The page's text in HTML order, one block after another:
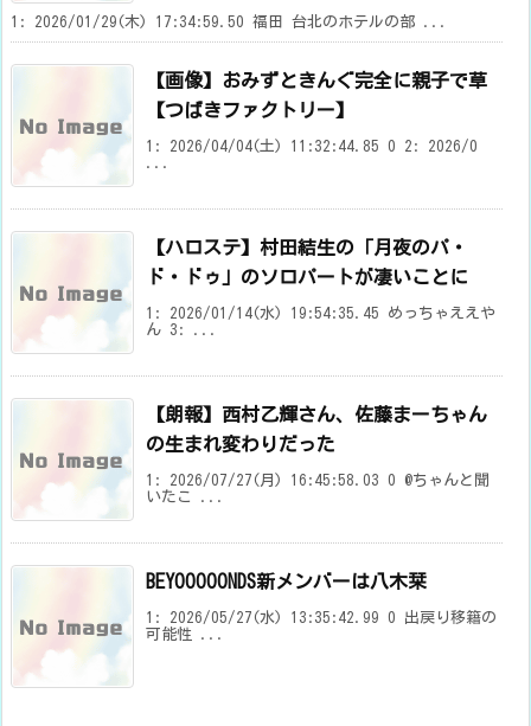
1: 2026/01/29(木) 17:34:59.50 福田 台北のホテルの部 ...
【画像】おみずときんぐ完全に親子で草
【つばきファクトリー】
1: 2026/04/04(土) 11:32:44.85 0 2: 2026/0
...
【ハロステ】村田結生の「月夜のパ・
ド・ドゥ」のソロパートが凄いことに
1: 2026/01/14(水) 19:54:35.45 めっちゃええや
ん 3: ...
【朗報】西村乙輝さん、佐藤まーちゃん
の生まれ変わりだった
1: 2026/07/27(月) 16:45:58.03 0 @ちゃんと聞
いたこ ...
BEYOOOOONDS新メンバーは八木栞
1: 2026/05/27(水) 13:35:42.99 0 出戻り移籍の
可能性 ...